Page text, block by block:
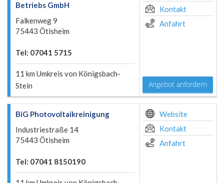
Betriebs GmbH
Falkenweg 9
75443 Ötisheim
Tel: 07041 5715
11 km Umkreis von Königsbach-
Stein
Kontakt
Anfahrt
Angebot anfordern
BiG Photovoltaikreinigung
Industriestraße 14
75443 Ötisheim
Tel: 07041 8150190
Website
Kontakt
Anfahrt